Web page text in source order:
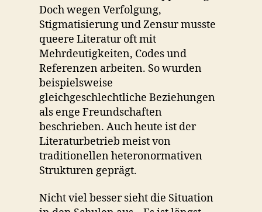
Doch wegen Verfolgung,
Stigmatisierung und Zensur musste
queere Literatur oft mit
Mehrdeutigkeiten, Codes und
Referenzen arbeiten. So wurden
beispielsweise
gleichgeschlechtliche Beziehungen
als enge Freundschaften
beschrieben. Auch heute ist der
Literaturbetrieb meist von
traditionellen heteronormativen
Strukturen geprägt.
Nicht viel besser sieht die Situation